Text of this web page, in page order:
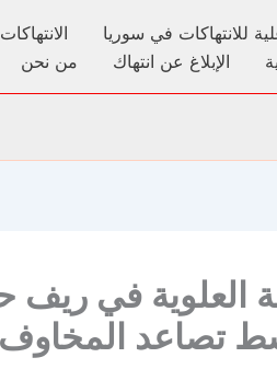
للانتهاكات في سوريا
الإبلاغ عن انتهاك من نحن
العلوية في
تصاعد